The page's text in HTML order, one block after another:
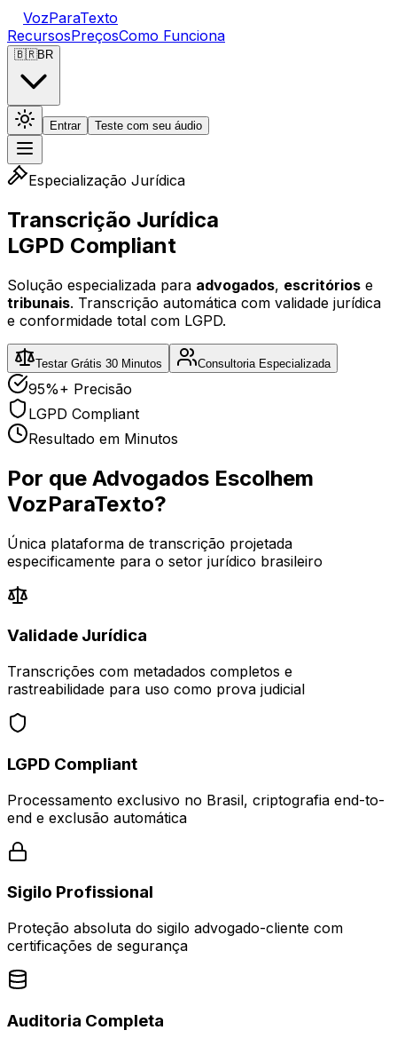
VozParaTexto
RecursosPreçosComo Funciona
🇧🇷BR
Entrar Teste com seu áudio
Especialização Jurídica
Transcrição Jurídica
LGPD Compliant
Solução especializada para advogados, escritórios e
tribunais. Transcrição automática com validade jurídica
e conformidade total com LGPD.
Testar Grátis 30 Minutos Consultoria Especializada
95%+ Precisão
LGPD Compliant
Resultado em Minutos
Por que Advogados Escolhem
VozParaTexto?
Única plataforma de transcrição projetada
especificamente para o setor jurídico brasileiro
Validade Jurídica
Transcrições com metadados completos e
rastreabilidade para uso como prova judicial
LGPD Compliant
Processamento exclusivo no Brasil, criptografia end-to-
end e exclusão automática
Sigilo Profissional
Proteção absoluta do sigilo advogado-cliente com
certificações de segurança
Auditoria Completa